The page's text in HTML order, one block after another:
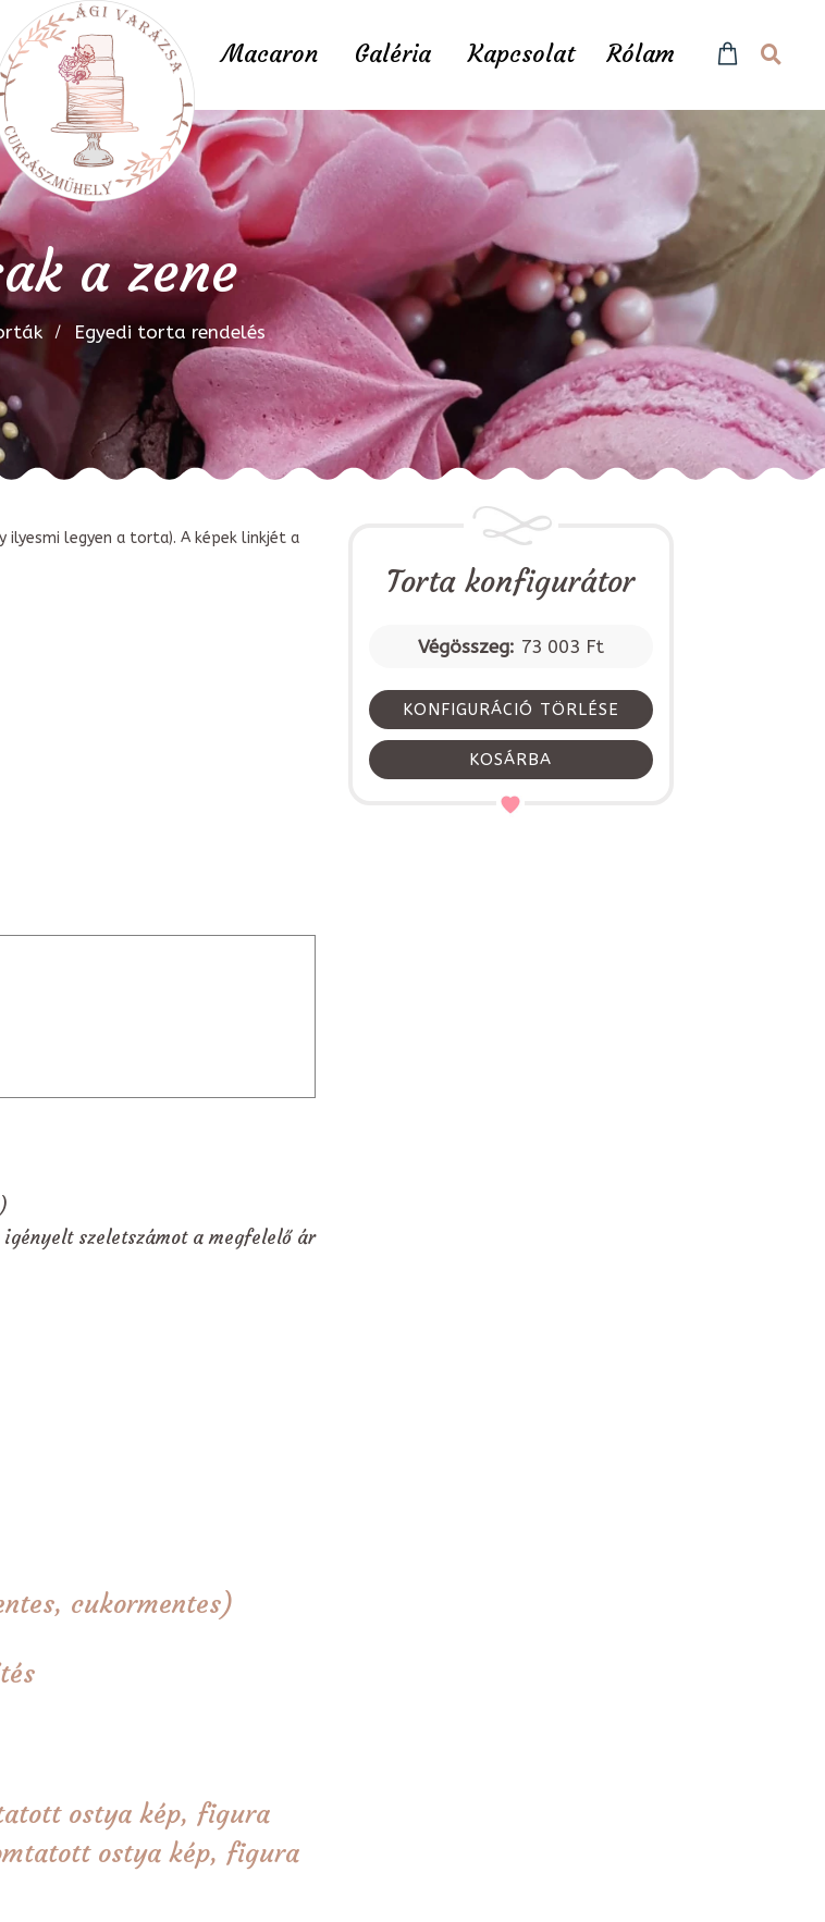
Macaron Galéria Kapcsolat Rólam
a zene
Egyedi torta rendelés
legyen a torta). A képek linkjét a
szeletszámot a megfelelő ár
cukormentes)
ostya kép, figura
ostya kép, figura
Torta konfigurátor
Végösszeg: 73 003 Ft
KONFIGURÁCIÓ TÖRLÉSE
KOSÁRBA